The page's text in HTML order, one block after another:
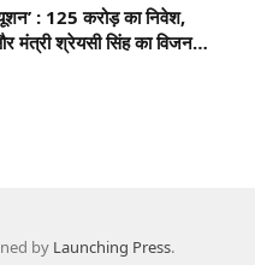
: 125 करोड़ का निवेश,
मंत्री श्रेयसी सिंह का विजन…
by Launching Press.